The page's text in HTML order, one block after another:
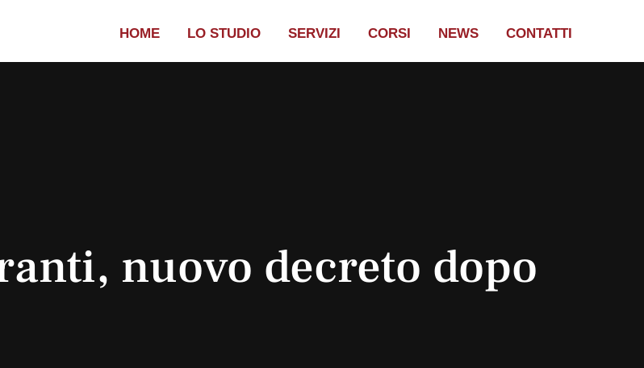
HOME LO STUDIO SERVIZI CORSI NEWS CONTATTI
nuovo decreto dopo